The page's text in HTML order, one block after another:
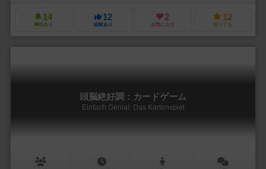
14
興味あり
12
経験あり
2
お気に入り
12
持ってる
頭脳絶好調：カードゲーム
Einfach Genial: Das Kartenspiel